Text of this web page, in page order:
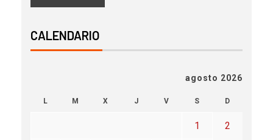
CALENDARIO
agosto 2026
L M X J V S D
1 2